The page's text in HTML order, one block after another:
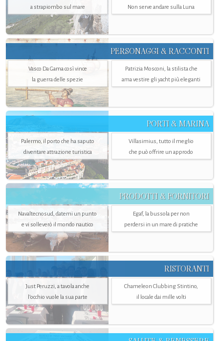
a strapiombo sul mare
Non serve andare sulla Luna
PERSONAGGI & RACCONTI
Vasco Da Gama così vince
la guerra delle spezie
Patrizia Mosconi, la stilista che
ama vestire gli yacht più eleganti
PORTI & MARINA
Palermo, il porto che ha saputo
diventare attrazione turistica
Villasimius, tutto il meglio
che può offrire un approdo
PRODOTTI & FORNITORI
Navaltecnosud, datemi un punto
e vi solleverò il mondo nautico
Egaf, la bussola per non
perdersi in un mare di pratiche
RISTORANTI
Just Peruzzi, a tavola anche
l’occhio vuole la sua parte
Chameleon Clubbing Stintino,
il locale dai mille volti